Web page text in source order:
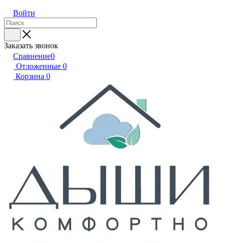
Войти
Заказать звонок
Сравнение0
Отложенные 0
Корзина 0